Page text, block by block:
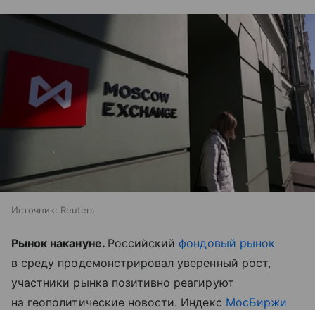
Источник: Reuters
Рынок накануне. Российский фондовый рынок
в среду продемонстрировал уверенный рост,
участники рынка позитивно реагируют
на геополитические новости. Индекс МосБиржи